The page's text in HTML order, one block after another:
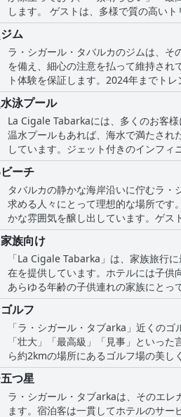
します。 ゲストは、多様で質の高いトリートメントを強調し、しばしば「神聖」「壮大」「温かい」と表現しています。特に、インド式マッサ
ージは素晴らしい発見として言及され
越性とプロ意識です。 このスパは、卓越したサービスとバラエティ豊かなマッサージでも知られており、タラソテラピーは必見です。スパの美
しさをコメントするゲストもおり、チュニジ
リアの温度が期待に応えられなかっ
ービスを享受した人々から強く推奨さ
ジム
ラ・シガール・タバルカのジムは、
を備え、細心の注意を払って維持され
ト体験を保証します。2024年までト
ジムを、滞在中の信頼できる楽しい要
水泳プール
La Cigale Tabarkaには、多くのお客
温水プールもあれば、海水で満たされ
しています。ジェット付きのインフ
ュエリアを楽しみ、プールの周りにある多
は、プールの美しさ、そしてそこから
な楽しさをさらに高めます。しかし
するなど、いくつかの欠点について言
的だと感じました。 プールの照明やメンテナンスなどの小さな問題はあるものの、La Cigale Tabarkaでのプール体験は一般的に高く評価され
ており、ホテルの際立った特徴となっ
ビーチ
タバルカの静かな海岸沿いに佇むラ
求める人々にとって理想的な場所です
かな雰囲気を醸し出しています。ゲス
い景色を作り出しています。 しかし、ビーチはいくつかの課題に直面しています。工事や特定のエリアの岩場の地形のため、アクセスが困難な
場合があります。これらの問題にもか
のレストランは、その快適な雰囲気で知ら
はいくつかの批判があるものの、全体
います。プライベートビーチは、より
することが重要です。 要約すると、ラ・シガール・タバルカは、美しく清潔なビーチサイド体験を提供していますが、サービスとアクセスにお
いて改善が必要な点があるにもかかわ
りません。
家族向け
「La Cigale Tabarka」は、家族旅行
在を提供しています。ホテルには子供
あらゆる年齢の子供連れの家族にとっ
験ができるように、ポジティブな雰囲気にさらに貢献しています。 ホテルは一般
不足や子供向けのアクティビティが限
体的な家族に優しい環境と提供され
しいものを見つけることができ、休
ゴルフ
「ラ・シガール・タブarka」近くの
「壮大」「最高級」「見事」といっ
ら約2kmの場所にあるゴルフ場の美し
させます。ゴルフコースの優れた状
沿いの最高のロケーションと、卓越し
五つ星
ラ・シガール・タブarkaは、そのエ
ます。宿泊客は一貫してホテルのサー